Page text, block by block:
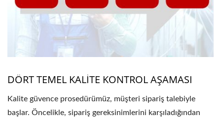
DÖRT TEMEL KALİTE KONTROL AŞAMASI
Kalite güvence prosedürümüz, müşteri sipariş talebiyle
başlar. Öncelikle, sipariş gereksinimlerini karşıladığından